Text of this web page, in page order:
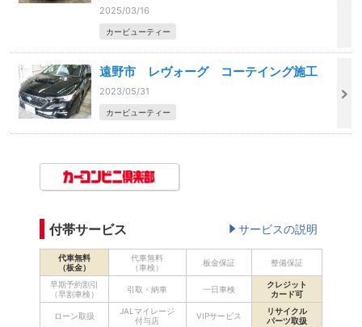
2025/03/16
カービューティー
遠野市 レヴォーグ コーテイング施工
2023/05/31
カービューティー
付帯サービス サービスの説明
代車無料
（板金）
代車無料
（車検）
板金保証 整備保証
早期予約割引
（早割車検）
引取・納車 一日車検
クレジット
カード可
ローン取扱
JALマイレージ
付与店
VIPサービス
リサイクル
パーツ取扱